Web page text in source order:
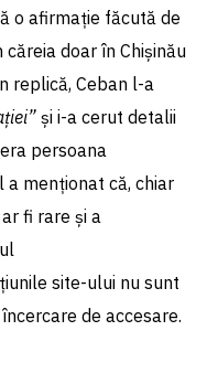
o afirmație făcută de
doar în Chișinău
replică, Ceban l-a
și i-a cerut detalii
persoana
a menționat că, chiar
fi rare și a
site-ului nu sunt
de accesare.